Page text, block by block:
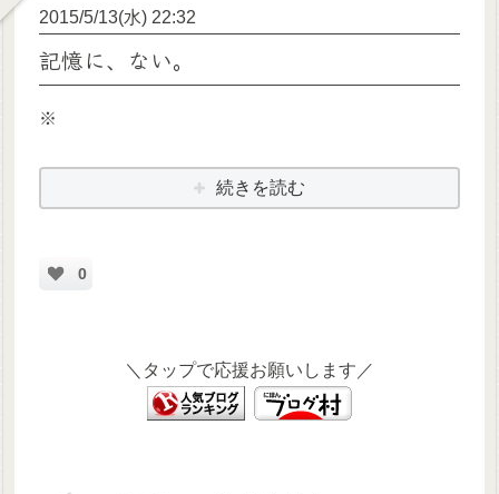
2015/5/13(水) 22:32
記憶に、ない。
※
続きを読む
0
＼タップで応援お願いします／